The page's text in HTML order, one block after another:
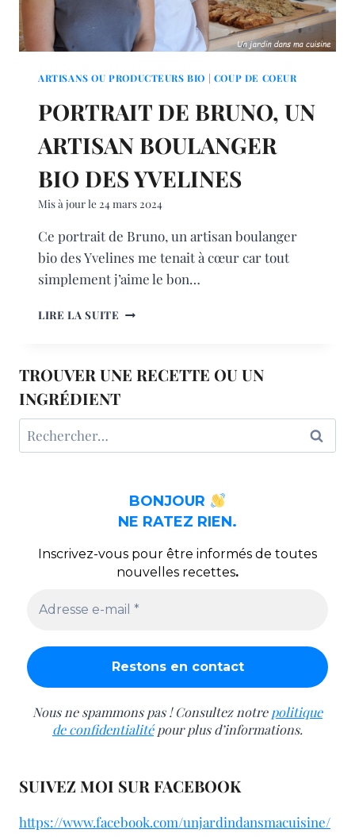
ARTISANS OU PRODUCTEURS BIO | COUP DE COEUR
PORTRAIT DE BRUNO, UN
ARTISAN BOULANGER
BIO DES YVELINES
Mis à jour le 24 mars 2024
Ce portrait de Bruno, un artisan boulanger
bio des Yvelines me tenait à cœur car tout
simplement j’aime le bon…
LIRE LA SUITE PORTRAIT
ARTISAN
BOULANGER
TROUVER UNE RECETTE OU UN
INGRÉDIENT
Rechercher :
BONJOUR
NE RATEZ RIEN.
Inscrivez-vous pour être informés de toutes
nouvelles recettes.
Nous ne spammons pas ! Consultez notre politique
de confidentialitépour plus d’informations.
SUIVEZ MOI SUR FACEBOOK
https://www.facebook.com/unjardindansmacuisine/